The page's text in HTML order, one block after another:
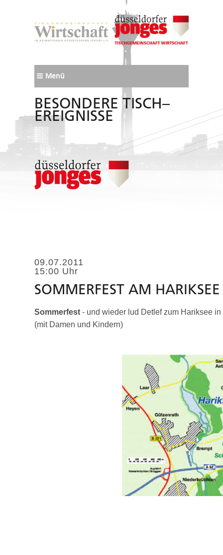
Menü
BESONDERE TISCH–
EREIGNISSE
09.07.2011
15:00 Uhr
SOMMERFEST AM HARIKSEE
Sommerfest - und wieder lud Detlef zum Hariksee
(mit Damen und Kindern)